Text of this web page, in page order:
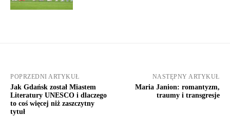
POPRZEDNI ARTYKUŁ
Jak Gdańsk został Miastem
Literatury UNESCO i dlaczego
to coś więcej niż zaszczytny
tytuł
NASTĘPNY ARTYKUŁ
Maria Janion: romantyzm,
traumy i transgresje